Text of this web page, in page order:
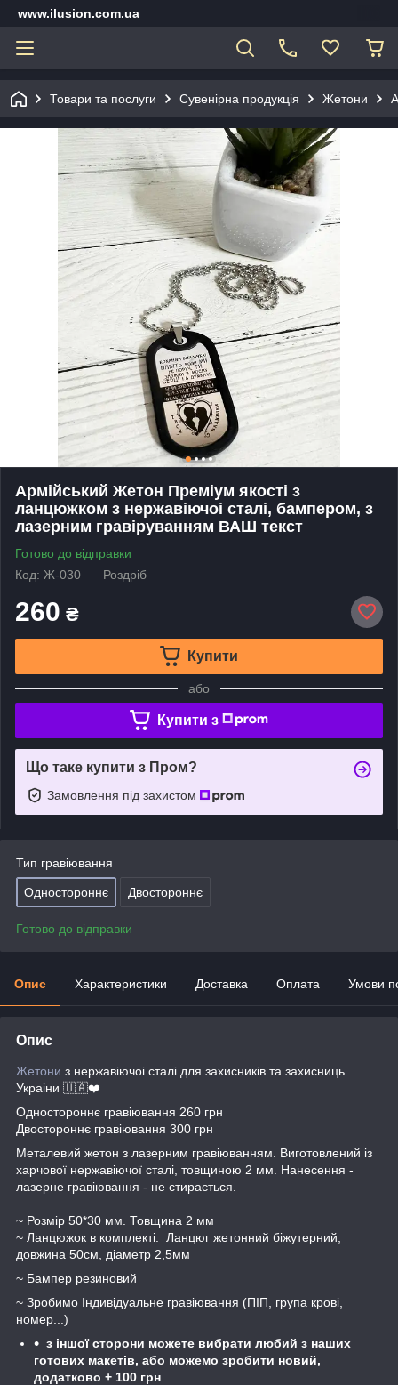
www.ilusion.com.ua
Товари та послуги Сувенірна продукція Жетони
Армійський Жетон Преміум якості з
ланцюжком з нержавіючоі сталі, бампером, з
лазерним гравіруванням ВАШ текст
Готово до відправки
Код: Ж-030
Роздріб
260 ₴
Купити
або
Купити з
Що таке купити з Пром?
Замовлення під захистом
Тип гравіювання
Одностороннє Двостороннє
Готово до відправки
Опис Характеристики Доставка Оплата Умови
Опис
Жетони з нержавіючоі сталі для захисників та захисниць
Украіни 🇺🇦❤️
Одностороннє гравіювання 260 грн
Двостороннє гравіювання 300 грн
Металевий жетон з лазерним гравіюванням. Виготовлений із
харчової нержавіючої сталі, товщиною 2 мм. Нанесення -
лазерне гравіювання - не стирається.
~ Розмір 50*30 мм. Товщина 2 мм
~ Ланцюжок в комплекті. Ланцюг жетонний біжутерний,
довжина 50см, діаметр 2,5мм
~ Бампер резиновий
~ Зробимо Індивідуальне гравіювання (ПІП, група крові,
номер...)
з іншої сторони можете вибрати любий з наших
готових макетів, або можемо зробити новий,
додатково + 100 грн